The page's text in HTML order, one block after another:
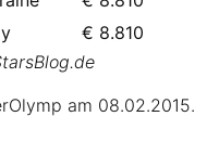
€ 8.810
am 08.02.2015.